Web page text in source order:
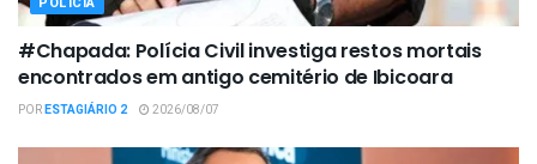
#Chapada: Polícia Civil investiga restos mortais
encontrados em antigo cemitério de Ibicoara
PORESTAGIÁRIO 2 2026/08/07